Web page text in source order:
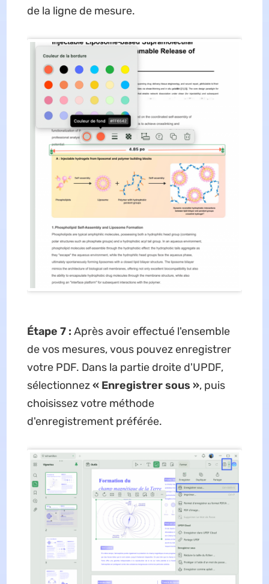
de la ligne de mesure.
Étape 7 : Après avoir effectué l'ensemble
de vos mesures, vous pouvez enregistrer
votre PDF. Dans la partie droite d'UPDF,
sélectionnez« Enregistrer sous », puis
choisissez votre méthode
d'enregistrement préférée.